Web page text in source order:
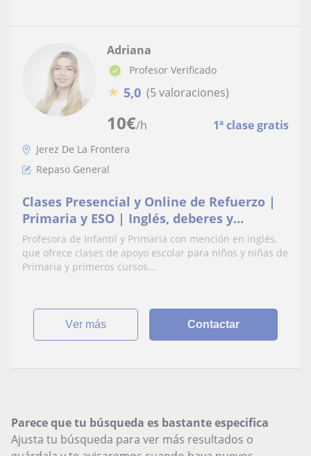
10€/h 1ª clase gratis
Adriana
Profesor Verificado
★ 5,0 (5 valoraciones)
Jerez De La Frontera
Repaso General
Clases Presencial y Online de Refuerzo |
Primaria y ESO | Inglés, deberes y
recuperación
Profesora de Infantil y Primaria con mención en inglés,
que ofrece clases de apoyo escolar para niños y niñas de
Primaria y primeros cursos...
ver más Contactar
Parece que tu búsqueda es bastante especifica
Ajusta tu búsqueda para ver más resultados o